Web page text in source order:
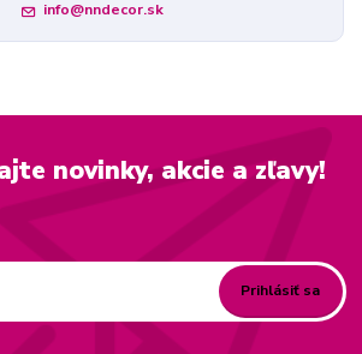
info@nndecor.sk
novinky, akcie a zľavy!
Prihlásiť sa